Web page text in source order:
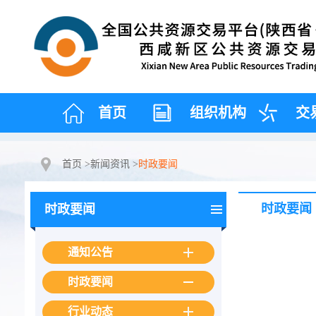
首页 组织机构 交
首页 >新闻资讯 > 时政要闻
时政要闻
通知公告
时政要闻
行业动态
时政要闻